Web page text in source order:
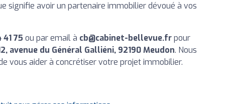
signifie avoir un partenaire immobilier dévoué à vos
41 75 ou par email à cb@cabinet-bellevue.frpour
avenue du Général Galliéni, 92190 Meudon. Nous
vous aider à concrétiser votre projet immobilier.